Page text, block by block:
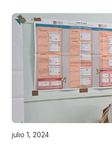
julio 1, 2024